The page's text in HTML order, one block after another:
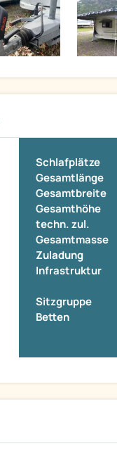
Schlafplätze
Gesamtlänge
Gesamtbreite
Gesamthöhe
techn. zul.
Gesamtmasse
Zuladung
Infrastruktur
Sitzgruppe
Betten